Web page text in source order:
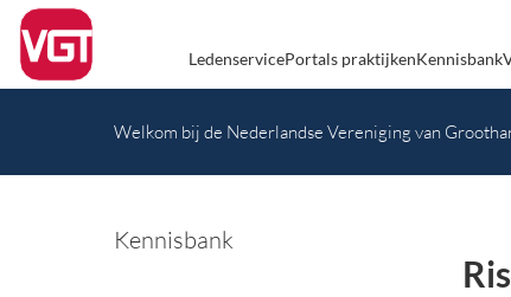
LedenservicePortals praktijkenKennisbank
Welkom bij de Nederlandse Vereniging van
Kennisbank